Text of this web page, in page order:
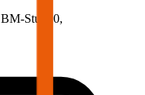
BM-Stufe 0,